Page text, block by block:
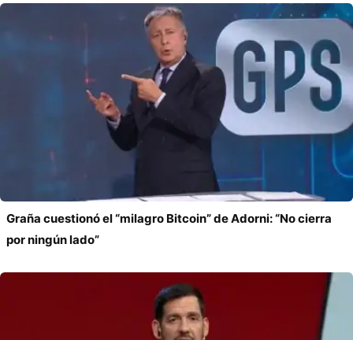
Graña cuestionó el “milagro Bitcoin” de Adorni: “No cierra
por ningún lado”